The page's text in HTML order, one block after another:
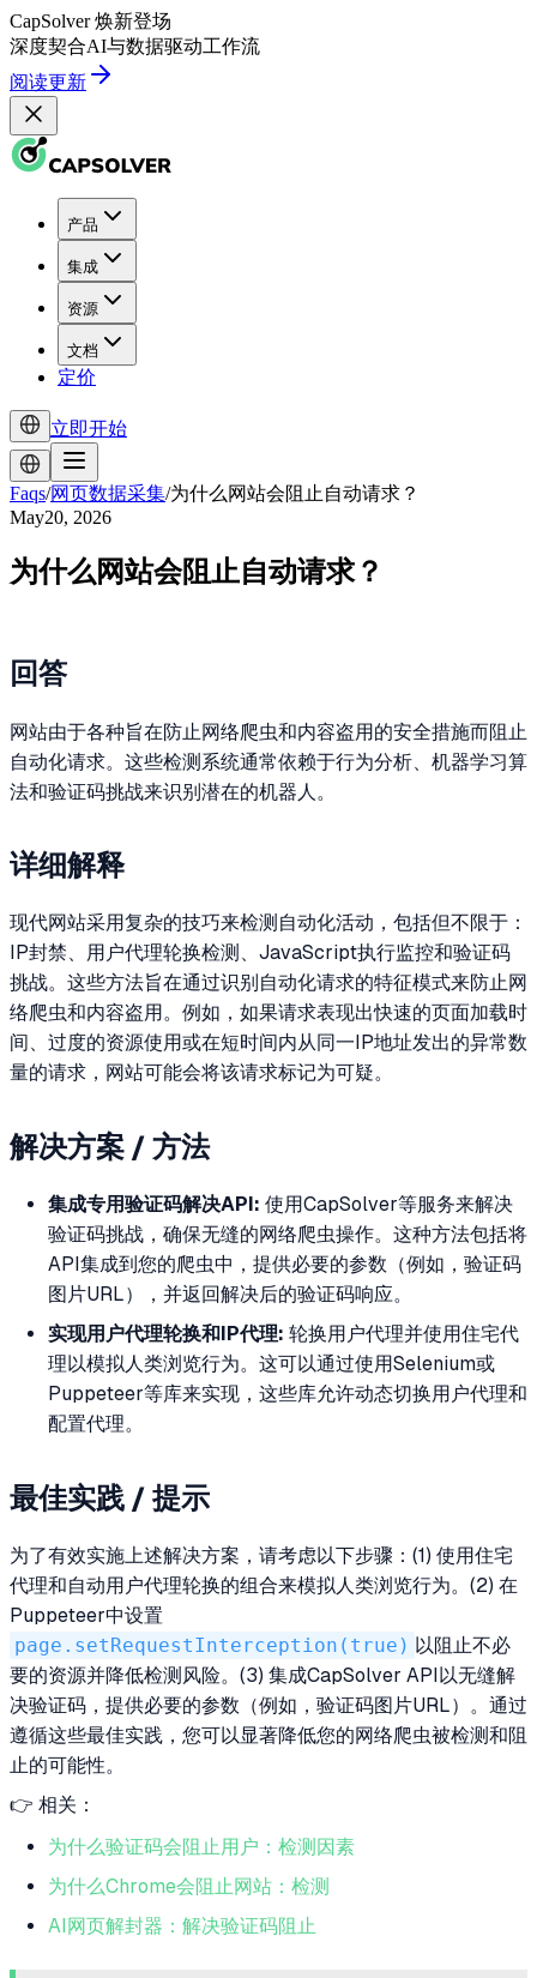
CapSolver 焕新登场
深度契合AI与数据驱动工作流
阅读更新
产品
集成
资源
文档
定价
立即开始
Faqs/网页数据采集/为什么网站会阻止自动请求？
May20, 2026
为什么网站会阻止自动请求？
回答
网站由于各种旨在防止网络爬虫和内容盗用的安全措施而阻止
自动化请求。这些检测系统通常依赖于行为分析、机器学习算
法和验证码挑战来识别潜在的机器人。
详细解释
现代网站采用复杂的技巧来检测自动化活动，包括但不限于：
IP封禁、用户代理轮换检测、JavaScript执行监控和验证码
挑战。这些方法旨在通过识别自动化请求的特征模式来防止网
络爬虫和内容盗用。例如，如果请求表现出快速的页面加载时
间、过度的资源使用或在短时间内从同一IP地址发出的异常数
量的请求，网站可能会将该请求标记为可疑。
解决方案 / 方法
集成专用验证码解决API: 使用CapSolver等服务来解决
验证码挑战，确保无缝的网络爬虫操作。这种方法包括将
API集成到您的爬虫中，提供必要的参数（例如，验证码
图片URL），并返回解决后的验证码响应。
实现用户代理轮换和IP代理: 轮换用户代理并使用住宅代
理以模拟人类浏览行为。这可以通过使用Selenium或
Puppeteer等库来实现，这些库允许动态切换用户代理和
配置代理。
最佳实践 / 提示
为了有效实施上述解决方案，请考虑以下步骤：(1) 使用住宅
代理和自动用户代理轮换的组合来模拟人类浏览行为。(2) 在
Puppeteer中设置
page.setRequestInterception(true) 以阻止不必
要的资源并降低检测风险。(3) 集成CapSolver API以无缝解
决验证码，提供必要的参数（例如，验证码图片URL）。通过
遵循这些最佳实践，您可以显著降低您的网络爬虫被检测和阻
止的可能性。
👉 相关：
为什么验证码会阻止用户：检测因素
为什么Chrome会阻止网站：检测
AI网页解封器：解决验证码阻止